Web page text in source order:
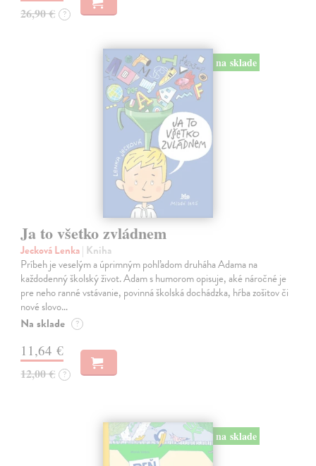
26,90 € ?
na sklade
Ja to všetko zvládnem
Jecková Lenka| Kniha
Príbeh je veselým a úprimným pohľadom druháha Adama na
každodenný školský život. Adam s humorom opisuje, aké náročné je
pre neho ranné vstávanie, povinná školská dochádzka, hŕba zošitov či
nové slovo…
Na sklade ?
11,64 €
12,00 € ?
na sklade